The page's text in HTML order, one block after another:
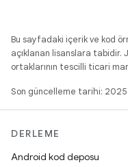
Bu sayfadaki içerik ve kod
açıklanan lisanslara tabidir.
ortaklarının tescilli ticari
Son güncelleme tarihi:
DERLEME
Android kod deposu